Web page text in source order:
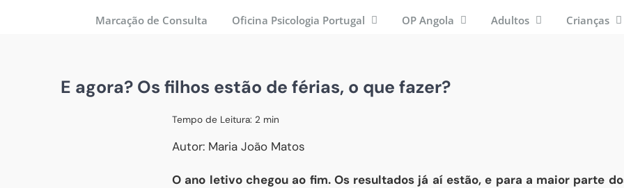
Marcação de Consulta Oficina Psicologia Portugal OP Angola Adultos Crianças
E agora? Os filhos estão de férias, o que fazer?
Tempo de Leitura: 2 min
Autor: Maria João Matos
O ano letivo chegou ao fim. Os resultados já aí estão, e para a maior parte